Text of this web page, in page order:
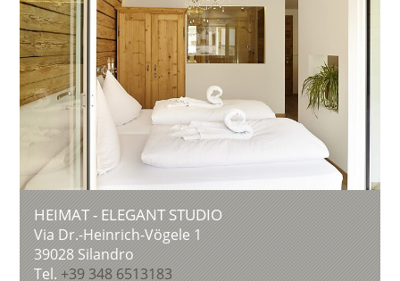
HEIMAT - ELEGANT STUDIO
Via Dr.-Heinrich-Vögele 1
39028Silandro
Tel. +39 348 6513183